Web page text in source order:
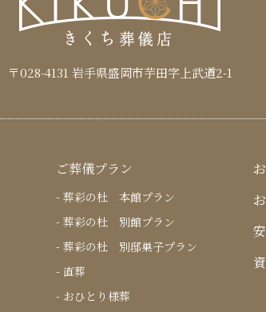
〒028-4131 岩手県盛岡市芋田字上武道2-1
ご葬儀プラン
葬彩の杜 本館プラン
葬彩の杜 別館プラン
葬彩の杜 別邸巣子プラン
直葬
おひとり様葬